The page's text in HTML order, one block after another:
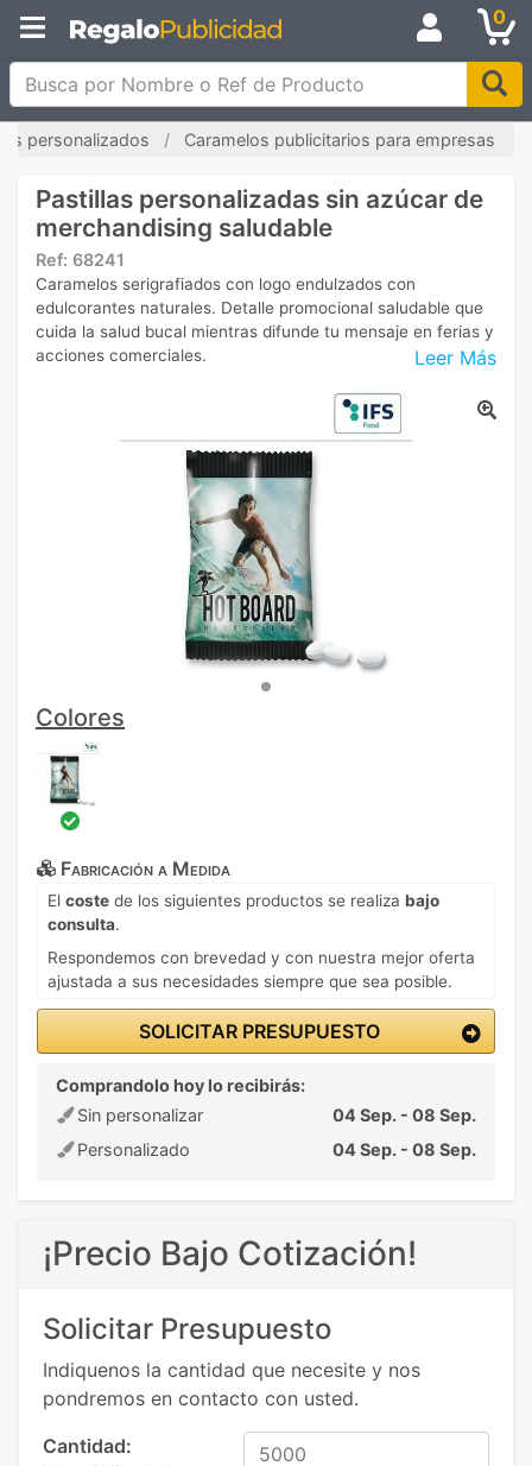
0
Busca por Nombre o Ref de Producto
personalizados Caramelos publicitarios para empresas
Pastillas personalizadas sin azúcar de
merchandising saludable
Ref: 68241
Leer Más
Caramelos serigrafiados con logo endulzados con
edulcorantes naturales. Detalle promocional saludable que
cuida la salud bucal mientras difunde tu mensaje en ferias y
acciones comerciales.
Colores
Fabricación a Medida
El coste de los siguientes productos se realiza bajo
consulta.
Respondemos con brevedad y con nuestra mejor oferta
ajustada a sus necesidades siempre que sea posible.
SOLICITAR PRESUPUESTO
Comprandolo hoy lo recibirás:
Sin personalizar
04 Sep. - 08 Sep.
Personalizado
04 Sep. - 08 Sep.
¡Precio Bajo Cotización!
Solicitar Presupuesto
Indiquenos la cantidad que necesite y nos
pondremos en contacto con usted.
Cantidad: